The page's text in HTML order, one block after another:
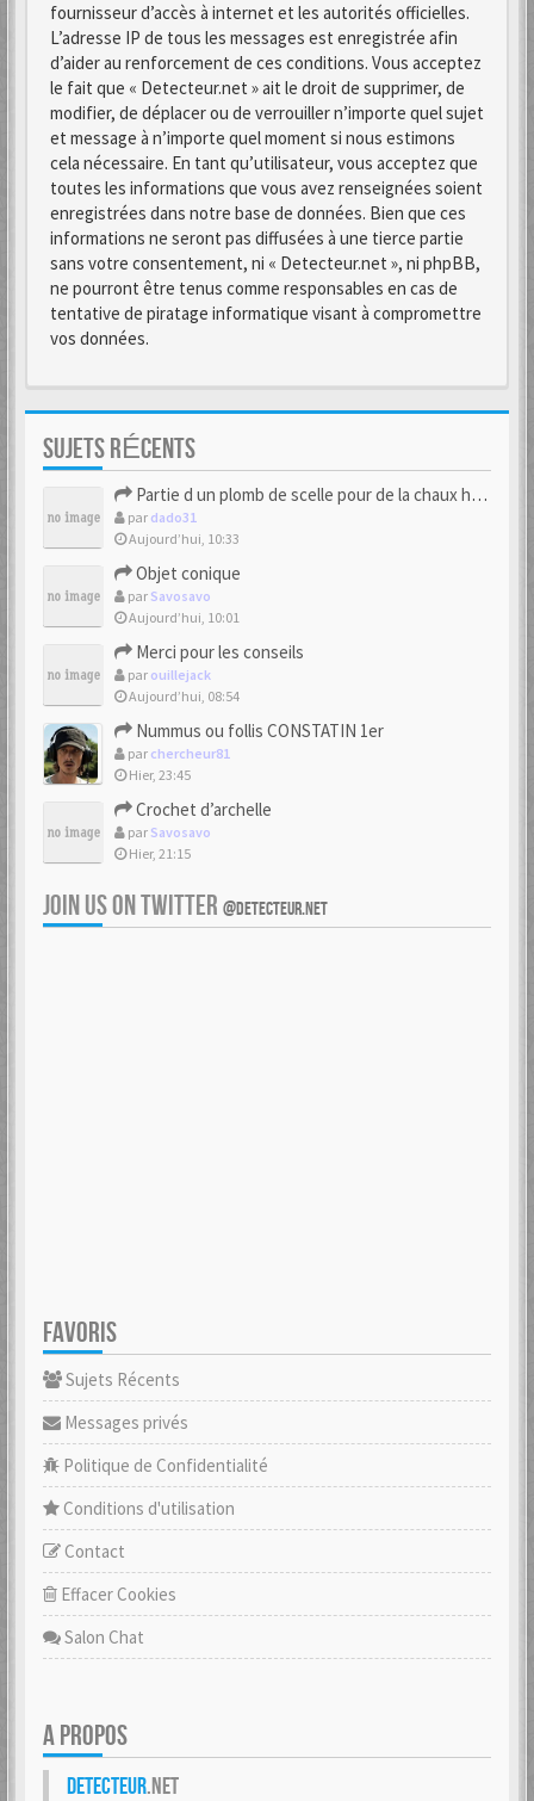
fournisseur d’accès à internet et les autorités officielles.
L’adresse IP de tous les messages est enregistrée afin
d’aider au renforcement de ces conditions. Vous acceptez
le fait que « Detecteur.net » ait le droit de supprimer, de
modifier, de déplacer ou de verrouiller n’importe quel sujet
et message à n’importe quel moment si nous estimons
cela nécessaire. En tant qu’utilisateur, vous acceptez que
toutes les informations que vous avez renseignées soient
enregistrées dans notre base de données. Bien que ces
informations ne seront pas diffusées à une tierce partie
sans votre consentement, ni « Detecteur.net », ni phpBB,
ne pourront être tenus comme responsables en cas de
tentative de piratage informatique visant à compromettre
vos données.
SUJETS RÉCENTS
Partie d un plomb de scelle pour de la chaux hydraulique
par dado31
Aujourd’hui, 10:33
Objet conique
par Savosavo
Aujourd’hui, 10:01
Merci pour les conseils
par ouillejack
Aujourd’hui, 08:54
Nummus ou follis CONSTATIN 1er
par chercheur81
Hier, 23:45
Crochet d’archelle
par Savosavo
Hier, 21:15
JOIN US ON TWITTER @DETECTEUR.NET
FAVORIS
Sujets Récents
Messages privés
Politique de Confidentialité
Conditions d'utilisation
Contact
Effacer Cookies
Salon Chat
A PROPOS
Detecteur.net